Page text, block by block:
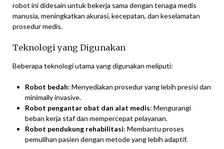
robot ini didesain untuk bekerja sama dengan tenaga medis
manusia, meningkatkan akurasi, kecepatan, dan keselamatan
prosedur medis.
Teknologi yang Digunakan
Beberapa teknologi utama yang digunakan meliputi:
Robot bedah: Menyediakan prosedur yang lebih presisi dan
minimally invasive.
Robot pengantar obat dan alat medis: Mengurangi
beban kerja staf dan mempercepat pelayanan.
Robot pendukung rehabilitasi: Membantu proses
pemulihan pasien dengan metode yang lebih adaptif.